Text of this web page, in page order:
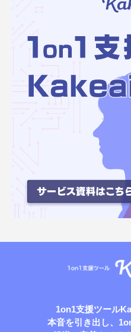
1on1支援ツール
本音を引き出し、